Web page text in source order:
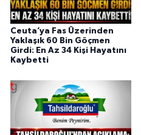
Ceuta’ya Fas Üzerinden
Yaklaşık 60 Bin Göçmen
Girdi: En Az 34 Kişi Hayatını
Kaybetti